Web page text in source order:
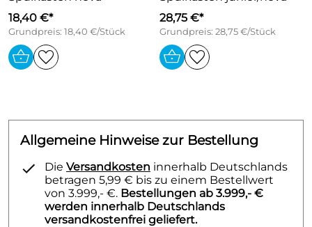
18,40 €*
Grundpreis: 18,40 €/Stück
28,75 €*
Grundpreis: 28,75 €/Stück
Allgemeine Hinweise zur Bestellung
Die Versandkosten innerhalb Deutschlands
betragen 5,99 € bis zu einem Bestellwert
von 3.999,- €. Bestellungen ab 3.999,- €
werden innerhalb Deutschlands
versandkostenfrei geliefert.